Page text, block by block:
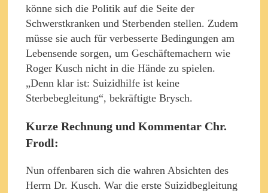
könne sich die Politik auf die Seite der
Schwerstkranken und Sterbenden stellen. Zudem
müsse sie auch für verbesserte Bedingungen am
Lebensende sorgen, um Geschäftemachern wie
Roger Kusch nicht in die Hände zu spielen.
„Denn klar ist: Suizidhilfe ist keine
Sterbebegleitung“, bekräftigte Brysch.
Kurze Rechnung und Kommentar Chr.
Frodl:
Nun offenbaren sich die wahren Absichten des
Herrn Dr. Kusch. War die erste Suizidbegleitung